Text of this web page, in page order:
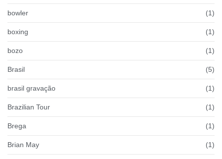
bowler (1)
boxing (1)
bozo (1)
Brasil (5)
brasil gravação (1)
Brazilian Tour (1)
Brega (1)
Brian May (1)